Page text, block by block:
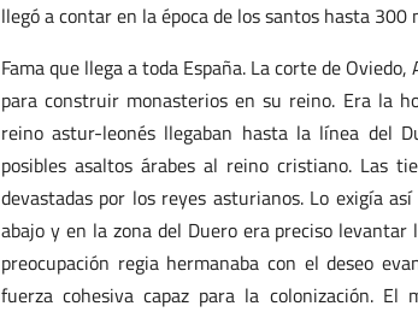
llegó a contar en la época de los santos hasta
Fama que llega a toda España. La corte de
para construir monasterios en su reino. Era la
reino astur-leonés llegaban hasta la línea del
posibles asaltos árabes al reino cristiano. Las
devastadas por los reyes asturianos. Lo exigía
abajo y en la zona del Duero era preciso
preocupación regia hermanaba con el deseo
fuerza cohesiva capaz para la colonización.